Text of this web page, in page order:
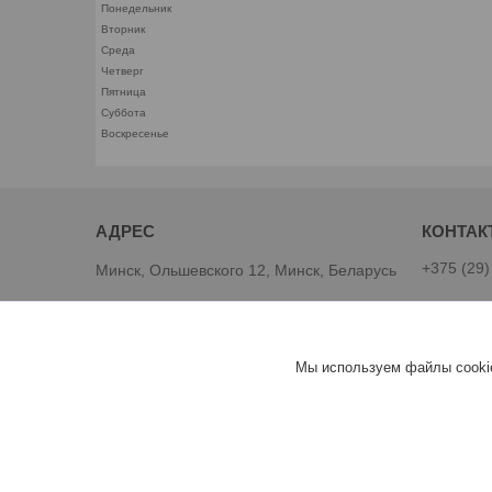
Понедельник
Вторник
Среда
Четверг
Пятница
Суббота
Воскресенье
Минск, Ольшевского 12, Минск, Беларусь +375
Мы используем файлы